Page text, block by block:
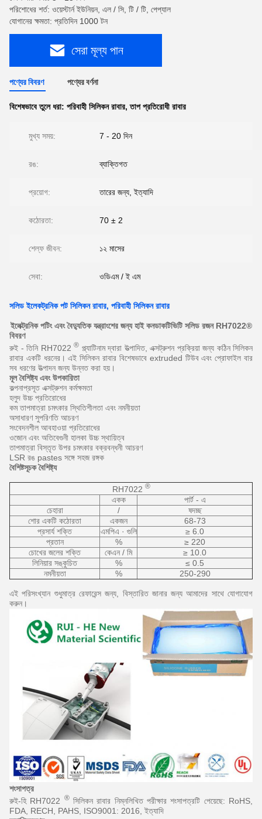
পরিশোধের শর্ত: ওয়েস্টার্ন ইউনিয়ন, এল / সি, টি / টি, পেপ্যাল
যোগানের ক্ষমতা: প্রতিদিন 1000 টন
সেরা মূল্য পান
পণ্যের বিবরণ পণ্যের বর্ণনা
বিশেষভাবে তুলে ধরা: পরিবাহী সিলিকন রাবার,তাপ প্রতিরোধী রাবার
মুখ্য সময়: 7 - 20 দিন
রঙ: ব্যাক্তিগত
প্রয়োগ: তারের জন্য, ইত্যাদি
কঠোরতা: 70 ± 2
শেল্ফ জীবন: ১২ মাসের
সেবা: ওডিএম / ই এম
সলিড ইলেকট্রনিক পট সিলিকন রাবার, পরিবাহী সিলিকন রাবার
ইলেক্ট্রনিক পটিং এবং বৈদ্যুতিক যন্ত্রাংশের জন্য হাই কনডাকটিভিটি সলিড রজন RH7022®
বিবরণ
রুই - তিনি RH7022 ® প্ল্যাটিনাম দ্বারা উত্পাদিত, এক্সট্রুশন প্রক্রিয়া জন্য কঠিন সিলিকন
রাবার একটি ধরনের। এই সিলিকন রাবার বিশেষভাবে extruded টিউব এবং প্রোফাইল বার
সব ধরণের উত্পাদন জন্য উন্নত করা হয়।
মূল বৈশিষ্ট্য এবং উপকারিতা
কল্পনাপ্রসূত এক্সট্রুশন কর্মক্ষমতা
হলুদ উচ্চ প্রতিরোধের
কম তাপমাত্রা চমৎকার স্থিতিশীলতা এবং নমনীয়তা
অসাধারণ সুপরিণতি আচরণ
সংবেদনশীল আবহাওয়া প্রতিরোধের
ওজোন এবং অতিবেগুনী হালকা উচ্চ স্থায়িত্ব
তাপমাত্রা বিস্তৃত উপর চমৎকার বক্রবন্ধনী আচরণ
LSR রঙ pastes সঙ্গে সহজ রঙ্গক
বৈশিষ্টসূচক বৈশিষ্ট্য
RH7022 ®
একক
পার্ট - এ
চেহারা
/
ষদচ্ছ
শোর একটি কঠোরতা
একজন
68-73
প্রসার্য শক্তি
এমপিএ · গুলি
≥ 6.0
প্রতান
%
≥ 220
চোখের জলের শক্তি
কেএন / মি
≥ 10.0
লিনিয়ার সঙ্কুচিত
%
≤ 0.5
নমনীয়তা
% 250-290
এই পরিসংখ্যান শুধুমাত্র রেফারেন্স জন্য, বিস্তারিত জানার জন্য আমাদের সাথে যোগাযোগ
করুন।
শংসাপত্র
রুই-হি RH7022
®সিলিকন রাবার নিম্নলিখিত পরীক্ষার শংসাপত্রটি পেয়েছে: RoHS,
FDA, RECH, PAHS, ISO9001: 2016, ইত্যাদি